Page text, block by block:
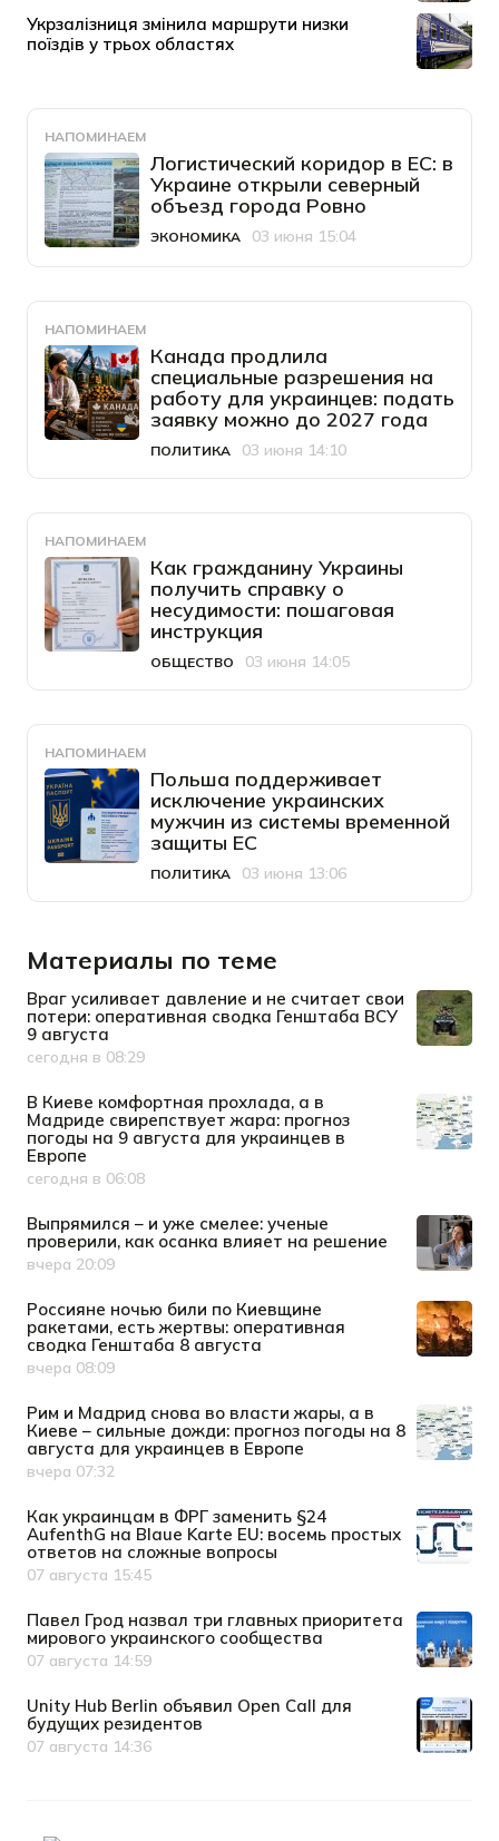
НАПОМИНАЕМ
Логистический коридор в ЕС: в
Украине открыли северный
объезд города Ровно
Категория
ЭКОНОМИКА
Дата публикации
03 июня 15:04
НАПОМИНАЕМ
Канада продлила
специальные разрешения на
работу для украинцев: подать
заявку можно до 2027 года
Категория
ПОЛИТИКА
Дата публикации
03 июня 14:10
НАПОМИНАЕМ
Как гражданину Украины
получить справку о
несудимости: пошаговая
инструкция
Категория
ОБЩЕСТВО
Дата публикации
03 июня 14:05
НАПОМИНАЕМ
Польша поддерживает
исключение украинских
мужчин из системы временной
защиты ЕС
Категория
ПОЛИТИКА
Дата публикации
03 июня 13:06
Материалы по теме
Враг усиливает давление и не считает свои
потери: оперативная сводка Генштаба ВСУ
9 августа
Дата публикации
сегодня в 08:29
В Киеве комфортная прохлада, а в
Мадриде свирепствует жара: прогноз
погоды на 9 августа для украинцев в
Европе
Дата публикации
сегодня в 06:08
Выпрямился – и уже смелее: ученые
проверили, как осанка влияет на решение
Дата публикации
вчера 20:09
Россияне ночью били по Киевщине
ракетами, есть жертвы: оперативная
сводка Генштаба 8 августа
Дата публикации
вчера 08:09
Рим и Мадрид снова во власти жары, а в
Киеве – сильные дожди: прогноз погоды на 8
августа для украинцев в Европе
Дата публикации
вчера 07:32
Как украинцам в ФРГ заменить §24
AufenthG на Blaue Karte EU: восемь простых
ответов на сложные вопросы
Дата публикации
07 августа 15:45
Павел Грод назвал три главных приоритета
мирового украинского сообщества
Дата публикации
07 августа 14:59
Unity Hub Berlin объявил Open Call для
будущих резидентов
Дата публикации
07 августа 14:36